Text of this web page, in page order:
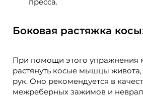
пресса.
Боковая растяжка
При помощи этого упражнения
растянуть косые мышцы живота,
рук. Оно рекомендуется в
межреберных зажимов и